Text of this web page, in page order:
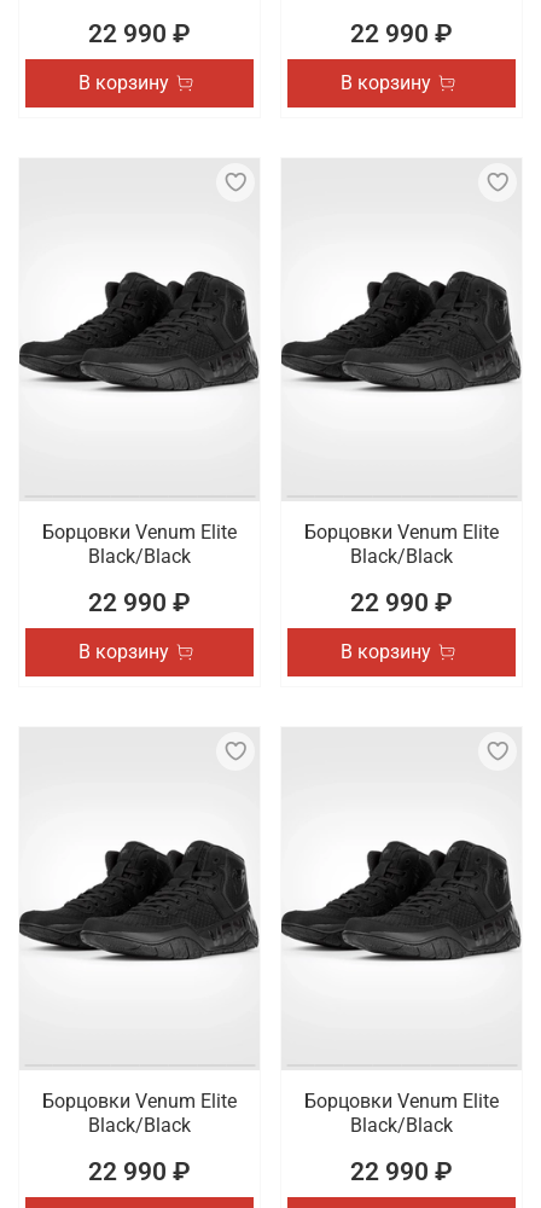
22 990 ₽
В корзину
22 990 ₽
В корзину
Борцовки Venum Elite
Black/Black
22 990 ₽
В корзину
Борцовки Venum Elite
Black/Black
22 990 ₽
В корзину
Борцовки Venum Elite
Black/Black
22 990 ₽
Борцовки Venum Elite
Black/Black
22 990 ₽